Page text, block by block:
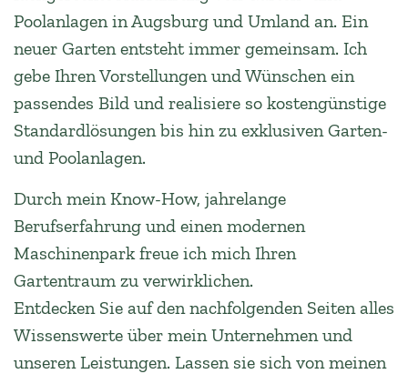
Poolanlagen in Augsburg und Umland an. Ein
neuer Garten entsteht immer gemeinsam. Ich
gebe Ihren Vorstellungen und Wünschen ein
passendes Bild und realisiere so kostengünstige
Standardlösungen bis hin zu exklusiven Garten-
und Poolanlagen.
Durch mein Know-How, jahrelange
Berufserfahrung und einen modernen
Maschinenpark freue ich mich Ihren
Gartentraum zu verwirklichen.
Entdecken Sie auf den nachfolgenden Seiten alles
Wissenswerte über mein Unternehmen und
unseren Leistungen. Lassen sie sich von meinen